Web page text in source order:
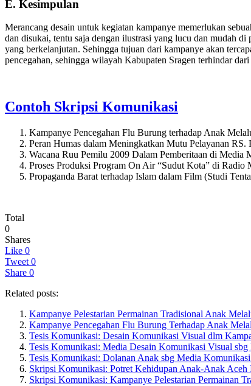
E. Kesimpulan
Merancang desain untuk kegiatan kampanye memerlukan
dan disukai, tentu saja dengan ilustrasi yang lucu dan mudah
yang berkelanjutan. Sehingga tujuan dari kampanye akan
pencegahan, sehingga wilayah Kabupaten Sragen terhindar
Contoh Skripsi Komunikasi
Kampanye Pencegahan Flu Burung terhadap Anak
Peran Humas dalam Meningkatkan Mutu Pelayanan
Wacana Ruu Pemilu 2009 Dalam Pemberitaan di Media
Proses Produksi Program On Air “Sudut Kota” di Radio
Propaganda Barat terhadap Islam dalam Film (Studi
Total
0
Shares
Like 0
Tweet 0
Share 0
Related posts:
Kampanye Pelestarian Permainan Tradisional Anak
Kampanye Pencegahan Flu Burung Terhadap Anak
Tesis Komunikasi: Desain Komunikasi Visual dlm
Tesis Komunikasi: Media Desain Komunikasi Visual
Tesis Komunikasi: Dolanan Anak sbg Media
Skripsi Komunikasi: Potret Kehidupan Anak-Anak Aceh
Skripsi Komunikasi: Kampanye Pelestarian Permainan